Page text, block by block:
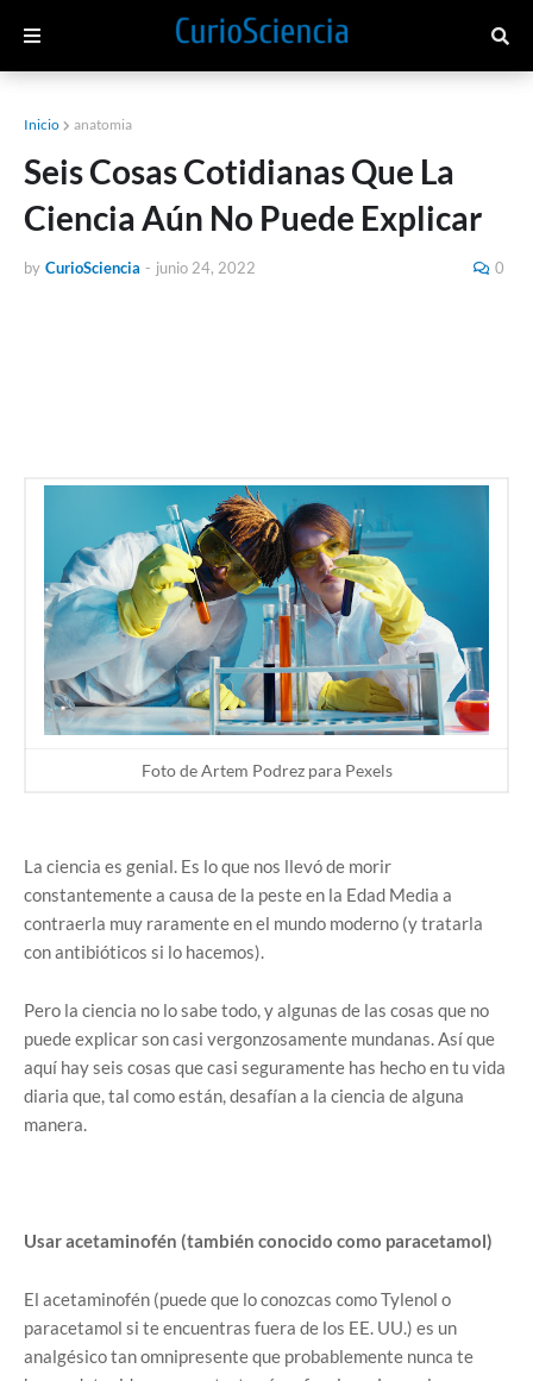
Inicio anatomia
Seis Cosas Cotidianas Que La
Ciencia Aún No Puede Explicar
by CurioSciencia - junio 24, 2022 0
Foto de Artem Podrez para Pexels
La ciencia es genial. Es lo que nos llevó de morir
constantemente a causa de la peste en la Edad Media a
contraerla muy raramente en el mundo moderno (y tratarla
con antibióticos si lo hacemos).
Pero la ciencia no lo sabe todo, y algunas de las cosas que no
puede explicar son casi vergonzosamente mundanas. Así que
aquí hay seis cosas que casi seguramente has hecho en tu vida
diaria que, tal como están, desafían a la ciencia de alguna
manera.
Usar acetaminofén (también conocido como paracetamol)
El acetaminofén (puede que lo conozcas como Tylenol o
paracetamol si te encuentras fuera de los EE. UU.) es un
analgésico tan omnipresente que probablemente nunca te